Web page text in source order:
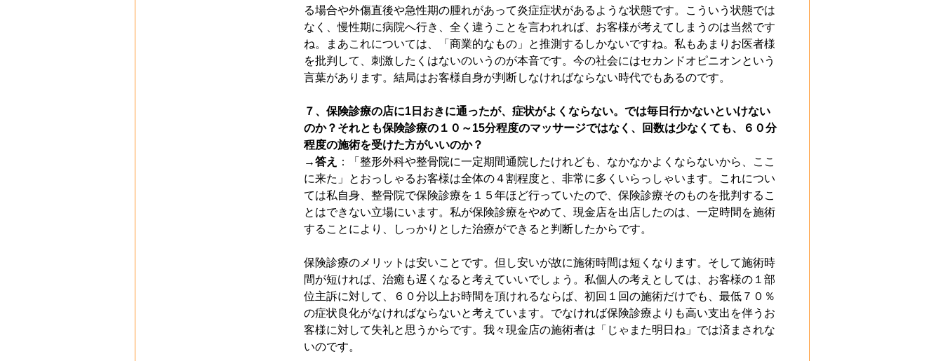
る場合や外傷直後や急性期の腫れがあって炎症症状があるような状態です。こういう状態では
なく、慢性期に病院へ行き、全く違うことを言われれば、お客様が考えてしまうのは当然です
ね。まあこれについては、「商業的なもの」と推測するしかないですね。私もあまりお医者様
を批判して、刺激したくはないのいうのが本音です。今の社会にはセカンドオピニオンという
言葉があります。結局はお客様自身が判断しなければならない時代でもあるのです。
７、保険診療の店に1日おきに通ったが、症状がよくならない。では毎日行かないといけない
のか？それとも保険診療の１０～15分程度のマッサージではなく、回数は少なくても、６０分
程度の施術を受けた方がいいのか？
→答え
：「整形外科や整骨院に一定期間通院したけれども、なかなかよくならないから、ここ
に来た」とおっしゃるお客様は全体の４割程度と、非常に多くいらっしゃいます。これについ
ては私自身、整骨院で保険診療を１５年ほど行っていたので、保険診療そのものを批判するこ
とはできない立場にいます。私が保険診療をやめて、現金店を出店したのは、一定時間を施術
することにより、しっかりとした治療ができると判断したからです。
保険診療のメリットは安いことです。但し安いが故に施術時間は短くなります。そして施術時
間が短ければ、治癒も遅くなると考えていいでしょう。私個人の考えとしては、お客様の１部
位主訴に対して、６０分以上お時間を頂けれるならば、初回１回の施術だけでも、最低７０％
の症状良化がなければならないと考えています。でなければ保険診療よりも高い支出を伴うお
客様に対して失礼と思うからです。我々現金店の施術者は「じゃまた明日ね」では済まされな
いのです。